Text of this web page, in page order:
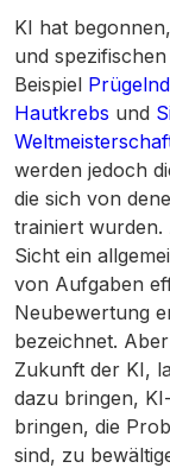
KI hat
und
Beispiel
Hautkrebs und
werden jedoch
die sich von
trainiert wurden.
Sicht ein
von Aufgaben
Neubewertung
bezeichnet.
Zukunft der KI,
dazu bringen,
bringen, die
sind, zu